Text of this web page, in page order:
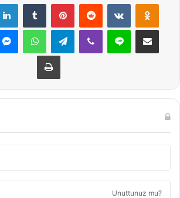
LinkedInTumblr PinterestReddit VKontakte
MessengerWhatsAppTelegramViber Line E-Posta ile
Yazdır
Unuttunuz mu?